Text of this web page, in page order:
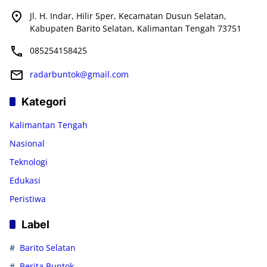
Jl. H. Indar, Hilir Sper, Kecamatan Dusun Selatan,
Kabupaten Barito Selatan, Kalimantan Tengah 73751
085254158425
radarbuntok@gmail.com
Kategori
Kalimantan Tengah
Nasional
Teknologi
Edukasi
Peristiwa
Label
Barito Selatan